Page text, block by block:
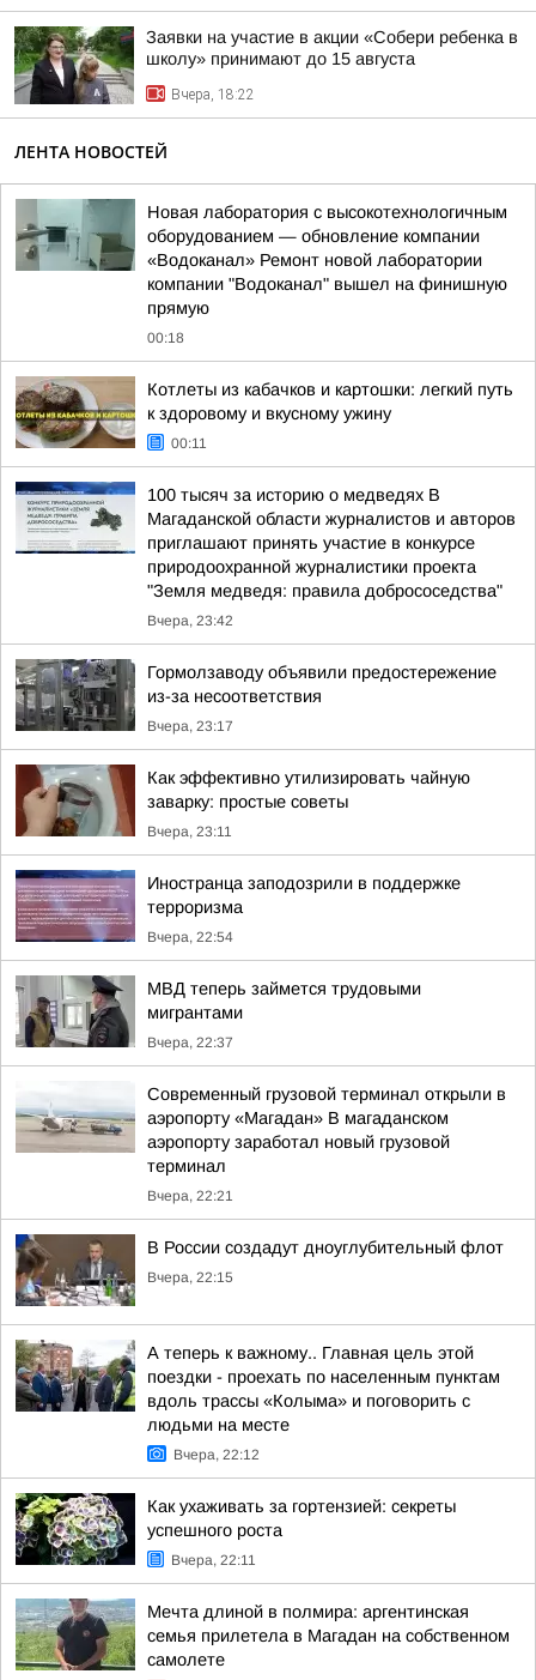
Заявки на участие в акции «Собери ребенка в
школу» принимают до 15 августа
Вчера, 18:22
ЛЕНТА НОВОСТЕЙ
Новая лаборатория с высокотехнологичным
оборудованием — обновление компании
«Водоканал» Ремонт новой лаборатории
компании "Водоканал" вышел на финишную
прямую
00:18
Котлеты из кабачков и картошки: легкий путь
к здоровому и вкусному ужину
00:11
100 тысяч за историю о медведях В
Магаданской области журналистов и авторов
приглашают принять участие в конкурсе
природоохранной журналистики проекта
"Земля медведя: правила добрососедства"
Вчера, 23:42
Гормолзаводу объявили предостережение
из-за несоответствия
Вчера, 23:17
Как эффективно утилизировать чайную
заварку: простые советы
Вчера, 23:11
Иностранца заподозрили в поддержке
терроризма
Вчера, 22:54
МВД теперь займется трудовыми
мигрантами
Вчера, 22:37
Современный грузовой терминал открыли в
аэропорту «Магадан» В магаданском
аэропорту заработал новый грузовой
терминал
Вчера, 22:21
В России создадут дноуглубительный флот
Вчера, 22:15
А теперь к важному.. Главная цель этой
поездки - проехать по населенным пунктам
вдоль трассы «Колыма» и поговорить с
людьми на месте
Вчера, 22:12
Как ухаживать за гортензией: секреты
успешного роста
Вчера, 22:11
Мечта длиной в полмира: аргентинская
семья прилетела в Магадан на собственном
самолете